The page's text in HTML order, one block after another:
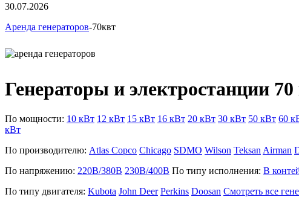
30.07.2026
Аренда генераторов-70квт
Генераторы и электростанции
По мощности: 10 кВт 12 кВт 15 кВт 16 кВт 20 кВт 30 кВт 50 кВт 60
кВт
По производителю: Atlas Copco Chicago SDMO Wilson Teksan Airman
По напряжению: 220В/380В 230В/400В По типу исполнения: В
По типу двигателя: Kubota John Deer Perkins Doosan Смотреть все